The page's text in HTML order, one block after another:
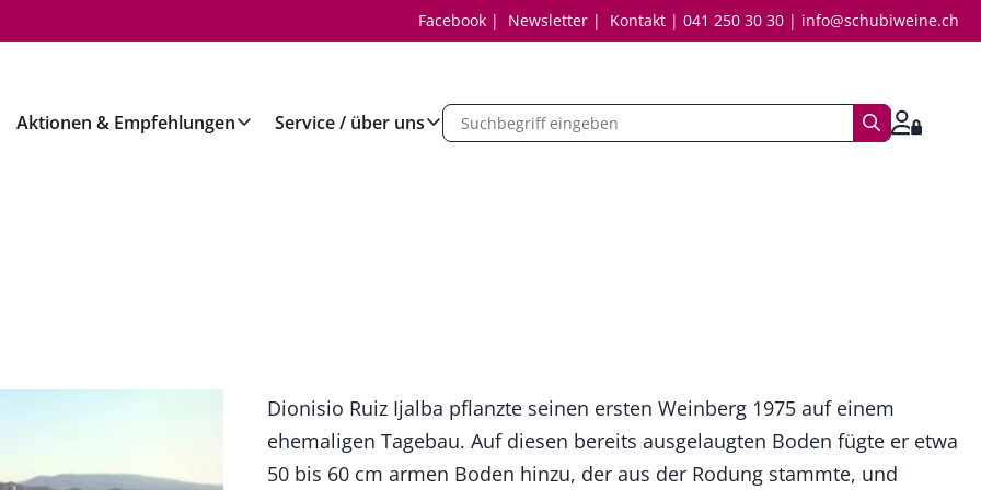
Facebook Newsletter Kontakt 041 250 30 30 info@schubiweine.ch
Aktionen & Empfehlungen Service / über uns
Dionisio Ruiz Ijalba pflanzte seinen ersten Weinberg 1975 auf einem
ehemaligen Tagebau. Auf diesen bereits ausgelaugten Boden fügte er etwa
50 bis 60 cm armen Boden hinzu, der aus der Rodung stammte, und